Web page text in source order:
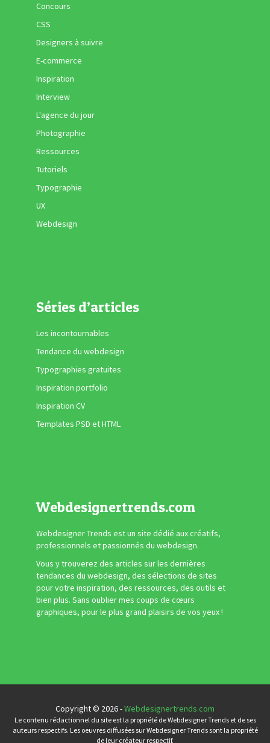
Concours
CSS
Designers à suivre
E-commerce
Inspiration
Interview
L'agence du jour
Photographie
Ressources
Tutoriels
Typographie
UX
Webdesign
Séries d’articles
Les incontournables
Tendance du webdesign
Typographies gratuites
Inspiration portfolio
Inspiration CV
Templates PSD et HTML
Webdesignertrends.com
Webdesigner Trends est un site dédié aux créatifs,
professionnels et passionnés du webdesign.
Vous y trouverez des articles sur les dernières
tendances du webdesign, des sélections de sites
pour votre inspiration, des ressources, des outils et
bien plus. Sans oublier mes coups de cœurs
graphiques, pour le plus grand plaisirs de vos yeux !
Copyright © 2026 -Webdesignertrends.com
Le contenu rédactionnel du site est la propriété de Webdesigner Trends et de ses
auteurs respectifs. Les oeuvres diffusées sur Webdesigner Trends sont la propriété
de leur créateur respectif.